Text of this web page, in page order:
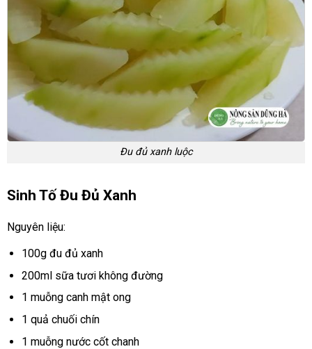
Đu đủ xanh luộc
Sinh Tố Đu Đủ Xanh
Nguyên liệu:
100g đu đủ xanh
200ml sữa tươi không đường
1 muỗng canh mật ong
1 quả chuối chín
1 muỗng nước cốt chanh